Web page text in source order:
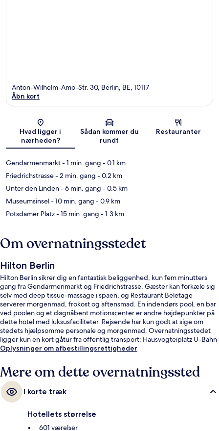
Kort
Anton-Wilhelm-Amo-Str. 30, Berlin, BE, 10117
Åbn kort
Hvad ligger i
nærheden?
Sådan kommer du
rundt
Restauranter
Gendarmenmarkt- 1 min. gang - 0.1 km
Friedrichstrasse- 2 min. gang - 0.2 km
Unter den Linden- 6 min. gang - 0.5 km
Museumsinsel- 10 min. gang - 0.9 km
Potsdamer Platz- 15 min. gang - 1.3 km
Om overnatningsstedet
Hilton Berlin
Hilton Berlin sikrer dig en fantastisk beliggenhed, kun fem minutters
gang fra Gendarmenmarkt og Friedrichstrasse. Gæster kan forkæle sig
selv med deep tissue-massage i spaen, og Restaurant Beletage
serverer morgenmad, frokost og aftensmad. En indendørs pool, en bar
ved poolen og et døgnåbent motionscenter er andre højdepunkter på
dette hotel med luksusfaciliteter. Rejsende har kun godt at sige om
stedets hjælpsomme personale og morgenmad. Overnatningsstedet
ligger kun en kort gåtur fra offentlig transport: Hausvogteiplatz U-Bahn
ligger 3 minutter væk og Stadtmitte U-Bahn-station ligger 4 minutter
Oplysninger om afbestillingsrettigheder
Mere om dette overnatningssted
I korte træk
Hotellets størrelse
601 værelser